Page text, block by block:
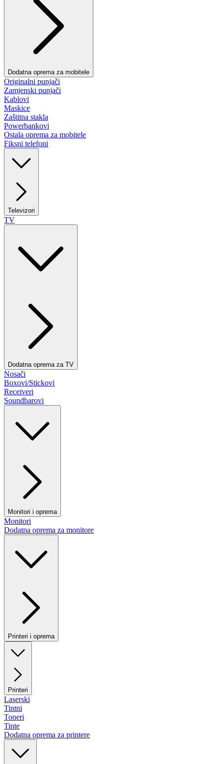
Dodatna oprema za mobitele
Originalni punjači
Zamjenski punjači
Kablovi
Maskice
Zaštitna stakla
Powerbankovi
Ostala oprema za mobitele
Fiksni telefoni
Televizori
TV
Dodatna oprema za TV
Nosači
Boxovi/Stickovi
Receiveri
Soundbarovi
Monitori i oprema
Monitori
Dodatna oprema za monitore
Printeri i oprema
Printeri
Laserski
Tintni
Toneri
Tinte
Dodatna oprema za printere